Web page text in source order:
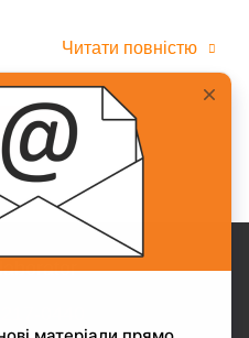
Читати повністю